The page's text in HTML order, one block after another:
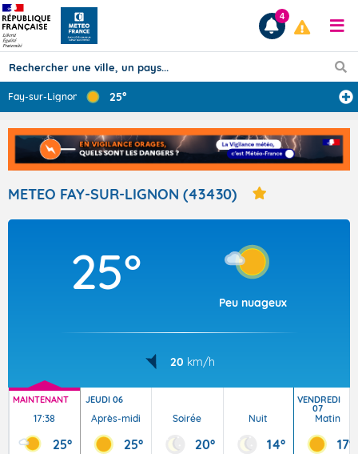
Prévisions
TOUS LES RÉSULTATS
Articles
4
Fay-sur-Lignon 25°
METEO FAY-SUR-LIGNON (43430)
25°
Peu nuageux
20 km/h
MAINTENANT
17:38
25°
JEUDI 06
Après-midi
25°
Soirée
20°
Nuit
14°
VENDREDI
07
Matin
17°